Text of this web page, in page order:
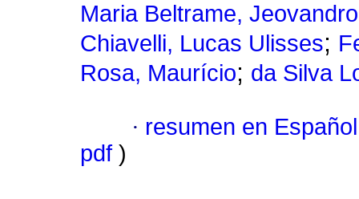
Maria Beltrame, Jeovandro
Chiavelli, Lucas Ulisses;
Rosa, Maurício; da Silva
· resumen en Español
pdf )